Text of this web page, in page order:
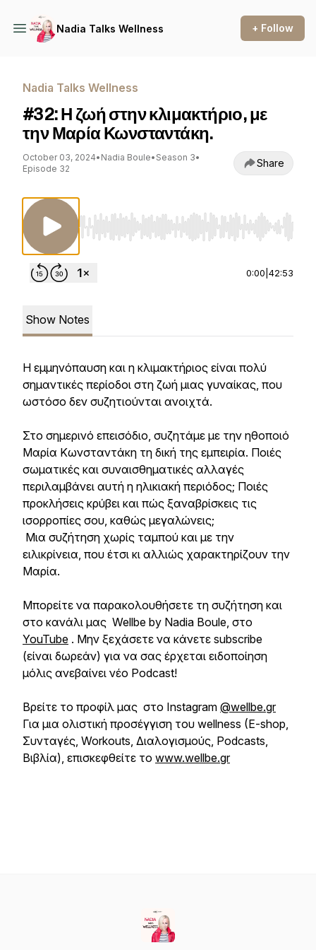
Nadia Talks Wellness + Follow
Nadia Talks Wellness
#32: Η ζωή στην κλιμακτήριο, με
την Μαρία Κωνσταντάκη.
October 03, 2024• Nadia Boule• Season 3•
Episode 32
Share
Use Left/Right to seek, Home/End to jump
0:00 42:53
Show Notes
Η εμμηνόπαυση και η κλιμακτήριος είναι πολύ
σημαντικές περίοδοι στη ζωή μιας γυναίκας, που
ωστόσο δεν συζητιούνται ανοιχτά.
Στο σημερινό επεισόδιο, συζητάμε με την ηθοποιό
Μαρία Κωνσταντάκη τη δική της εμπειρία. Ποιές
σωματικές και συναισθηματικές αλλαγές
περιλαμβάνει αυτή η ηλικιακή περιόδος; Ποιές
προκλήσεις κρύβει και πώς ξαναβρίσκεις τις
ισορροπίες σου, καθώς μεγαλώνεις;
Μια συζήτηση χωρίς ταμπού και με την
ειλικρίνεια, που έτσι κι αλλιώς χαρακτηρίζουν την
Μαρία.
Μπορείτε να παρακολουθήσετε τη συζήτηση και
στο κανάλι μας Wellbe by Nadia Boule, στο
YouTube . Μην ξεχάσετε να κάνετε subscribe
(είναι δωρεάν) για να σας έρχεται ειδοποίηση
μόλις ανεβαίνει νέο Podcast!
Βρείτε το προφίλ μας στο Instagram @wellbe.gr
Για μια ολιστική προσέγγιση του wellness (E-shop,
Συνταγές, Workouts, Διαλογισμούς, Podcasts,
Βιβλία), επισκεφθείτε το www.wellbe.gr